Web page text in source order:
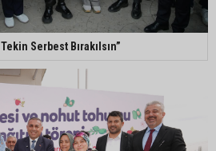
polis memuru Ergün Karakaya’nın
silahlı kavganın görüntüleri ortaya
hijyen ve etiket kontrolü
Serbest Bırakılsın”